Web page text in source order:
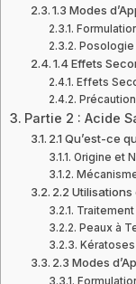
1.3 Modes
Posologie
1.4 Effets
Effets
Partie 2 : Acide
2.1 Qu’est-ce
Origine et
2.2
Traitement
Peaux à
2.3 Modes